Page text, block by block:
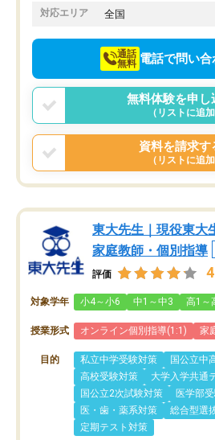
でお願いしました。来年の高校受験に
対応エリア 全国
通話
無料 電話で問い合
無料体験を申し
（リストに追加
資料を請求す
（リストに追加
東大先生｜現役東大
家庭教師・個別指導
評価
対象学年 小4～小6 中1～中3 高1～
授業形式 オンライン個別指導(1:1) 家
目的 私立中学受験対策
国公立中
高校受験対策
大学入学共通
国公立2次試験対策
医学部
医・歯・薬系対策
総合型選
定期テスト対策